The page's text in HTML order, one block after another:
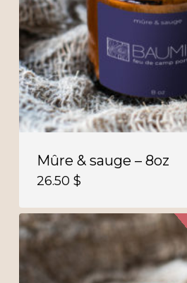
Mûre & sauge – 8oz
26.50 $